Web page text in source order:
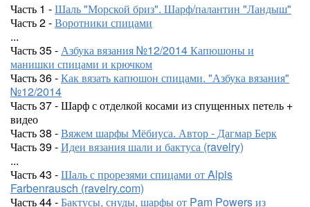
Часть 1 -Шаль "Морской бриз". Шарф/палантин "Ландыш"
Часть 2 -Воротники спицами
...
Часть 35 -Азбука вязания №12/2014 Капюшоны и
манишки спицами и крючком
Часть 36 -Как вязать капюшон спицами. "Азбука вязания"
№12/2014
Часть 37 - Шарф с отделкой косами из спущенных петель +
видео
Часть 38 -Вяжем шарфы Мёбиуса. Автор - Дагмар Берк
Часть 39 -Идеи вязания шали и бактуса (ravelry)
...
Часть 43 -Шаль с прорезями спицами от Alpis
Farbenrausch (ravelry.com)
Часть 44 -Бактусы, снуды, шарфы от Pam Powers из